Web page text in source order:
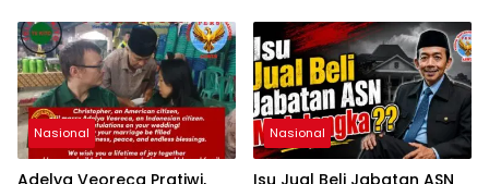
Nasional Nasional